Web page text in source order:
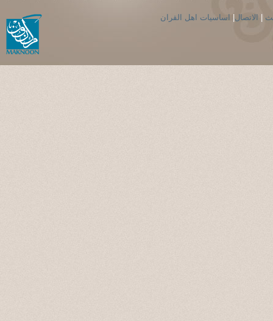
الاتصال اساسيات اهل القران